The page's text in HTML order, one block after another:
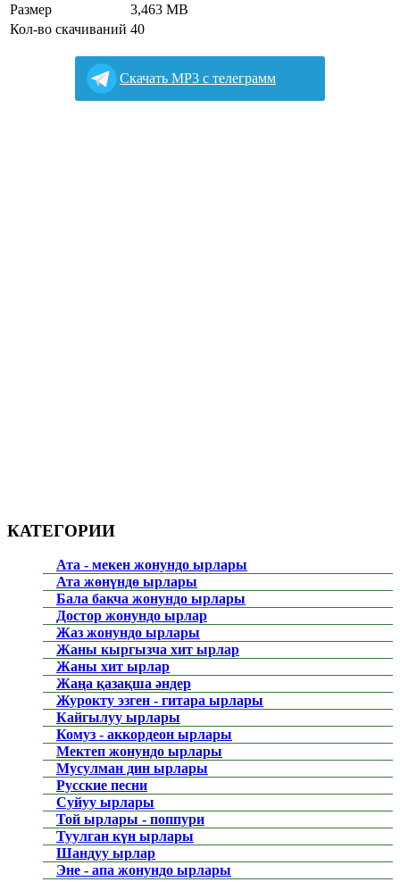
Размер
3,463 MB
Кол-во скачиваний 40
Cкачать MP3 с телеграмм
КАТЕГОРИИ
Ата - мекен жонундо ырлары
Ата жөнүндө ырлары
Бала бакча жонундо ырлары
Достор жонундо ырлар
Жаз жонундо ырлары
Жаны кыргызча хит ырлар
Жаны хит ырлар
Жаңа қазақша әндер
Журокту эзген - гитара ырлары
Кайгылуу ырлары
Комуз - аккордеон ырлары
Мектеп жонундо ырлары
Мусулман дин ырлары
Русские песни
Суйуу ырлары
Той ырлары - поппури
Туулган күн ырлары
Шандуу ырлар
Эне - апа жонундо ырлары